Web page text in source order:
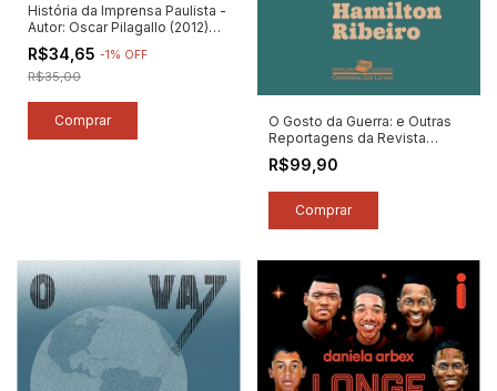
História da Imprensa Paulista -
Autor: Oscar Pilagallo (2012)
[usado]
R$34,65 -1% OFF
R$35,00
O Gosto da Guerra: e Outras
Reportagens da Revista
Realidade - Autor: José
Hamilton Ribeiro (2024) [novo]
R$99,90